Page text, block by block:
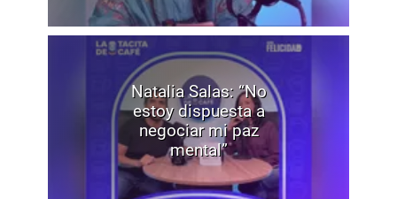
Natalia Salas: “No
estoy dispuesta a
negociar mi paz
mental”